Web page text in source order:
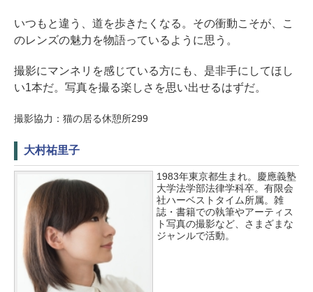
いつもと違う、道を歩きたくなる。その衝動こそが、こ
のレンズの魅力を物語っているように思う。
撮影にマンネリを感じている方にも、是非手にしてほし
い1本だ。写真を撮る楽しさを思い出せるはずだ。
撮影協力：猫の居る休憩所299
大村祐里子
1983年東京都生まれ。慶應義塾
大学法学部法律学科卒。有限会
社ハーベストタイム所属。雑
誌・書籍での執筆やアーティス
ト写真の撮影など、さまざまな
ジャンルで活動。